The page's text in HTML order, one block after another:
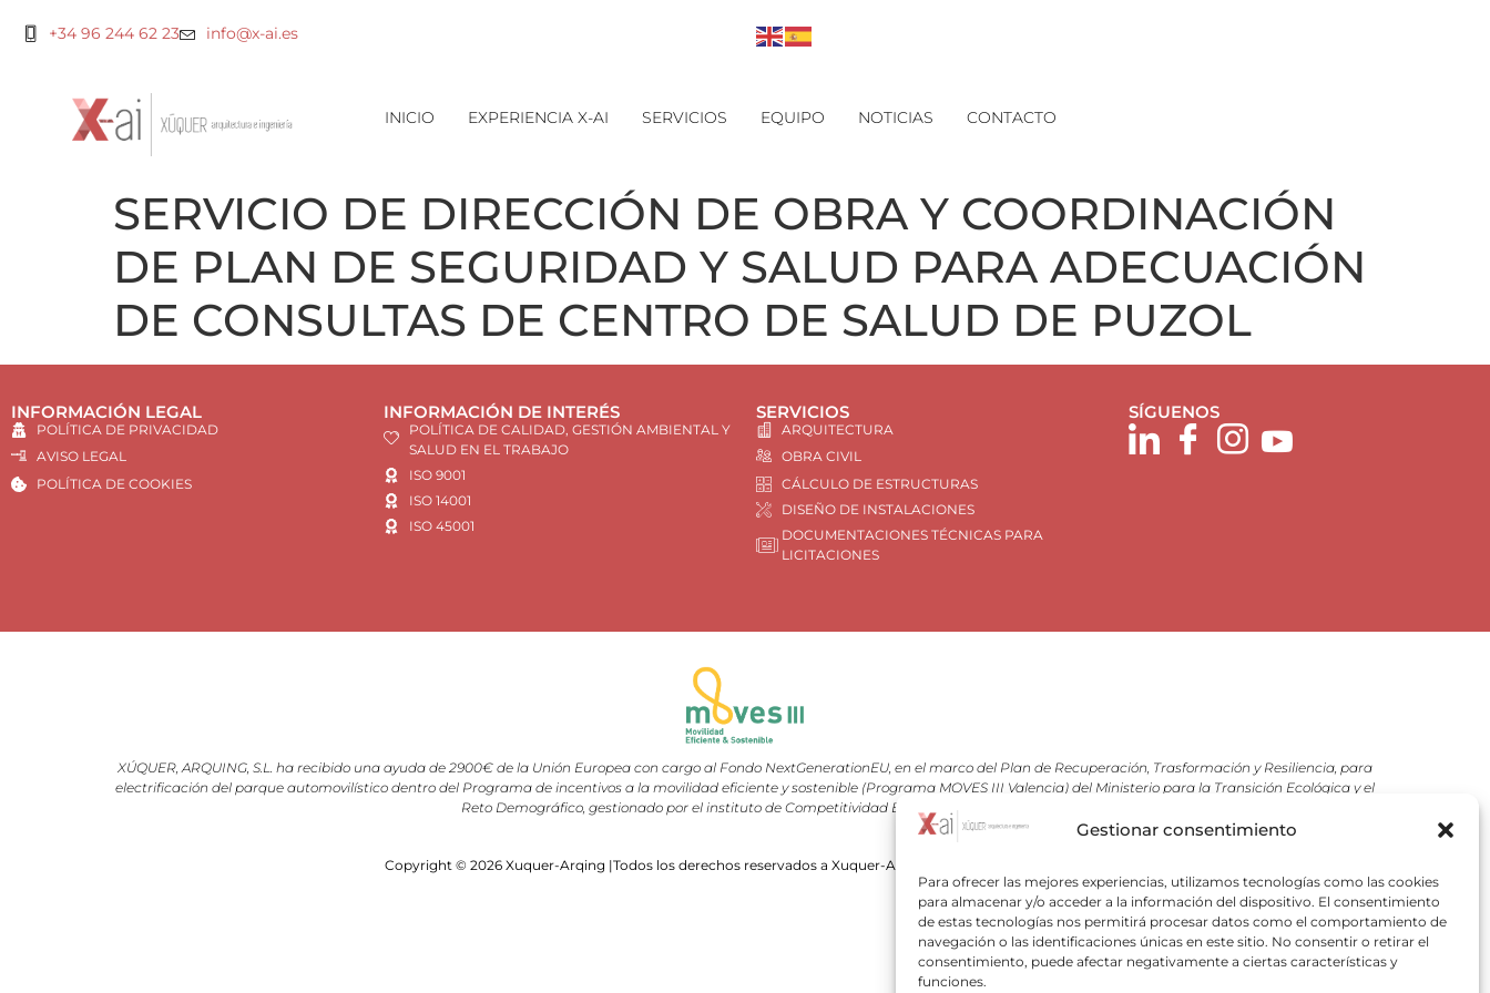
Gestionar consentimiento
Para ofrecer las mejores experiencias, utilizamos tecnologías como las cookies
para almacenar y/o acceder a la información del dispositivo. El consentimiento
de estas tecnologías nos permitirá procesar datos como el comportamiento de
navegación o las identificaciones únicas en este sitio. No consentir o retirar el
consentimiento, puede afectar negativamente a ciertas características y
funciones.
+34 96 244 62 23 info@x-ai.es
INICIO EXPERIENCIA X-AI SERVICIOS EQUIPO NOTICIAS CONTACTO
SERVICIO DE DIRECCIÓN DE OBRA Y COORDINACIÓN
DE PLAN DE SEGURIDAD Y SALUD PARA ADECUACIÓN
DE CONSULTAS DE CENTRO DE SALUD DE PUZOL
INFORMACIÓN LEGAL
POLÍTICA DE PRIVACIDAD
AVISO LEGAL
POLÍTICA DE COOKIES
INFORMACIÓN DE INTERÉS
POLÍTICA DE CALIDAD, GESTIÓN AMBIENTAL Y
SALUD EN EL TRABAJO
ISO 9001
ISO 14001
ISO 45001
SERVICIOS
ARQUITECTURA
OBRA CIVIL
CÁLCULO DE ESTRUCTURAS
DISEÑO DE INSTALACIONES
DOCUMENTACIONES TÉCNICAS PARA
LICITACIONES
SÍGUENOS
XÚQUER, ARQUING, S.L. ha recibido una ayuda de 2900€ de la Unión Europea con cargo al Fondo NextGenerationEU, en el marco del Plan de Recuperación, Trasformación y Resiliencia, para
electrificación del parque automovilístico dentro del Programa de incentivos a la movilidad eficiente y sostenible (Programa MOVES III Valencia) del Ministerio para la Transición Ecológica y el
Reto Demográfico, gestionado por el instituto de Competitividad Empresarial (IVACE).
Copyright © 2026 Xuquer-Arqing |Todos los derechos reservados a Xuquer-Arqing y sus respectivos autores.